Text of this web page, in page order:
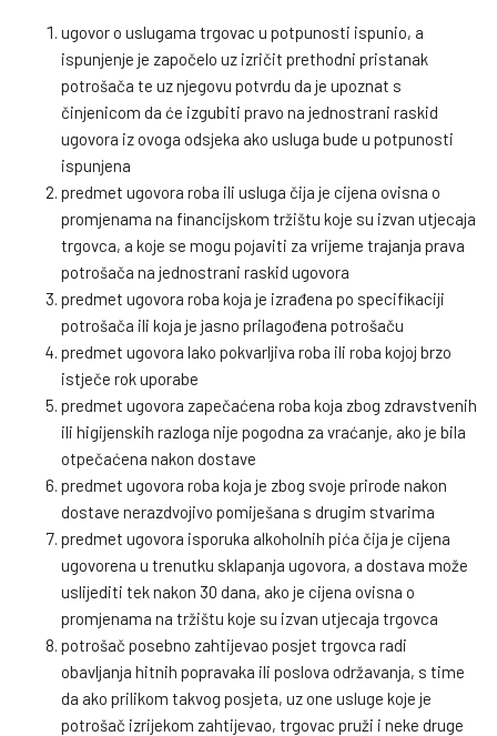
ugovor o uslugama trgovac u potpunosti ispunio, a
ispunjenje je započelo uz izričit prethodni pristanak
potrošača te uz njegovu potvrdu da je upoznat s
činjenicom da će izgubiti pravo na jednostrani raskid
ugovora iz ovoga odsjeka ako usluga bude u potpunosti
ispunjena
predmet ugovora roba ili usluga čija je cijena ovisna o
promjenama na financijskom tržištu koje su izvan utjecaja
trgovca, a koje se mogu pojaviti za vrijeme trajanja prava
potrošača na jednostrani raskid ugovora
predmet ugovora roba koja je izrađena po specifikaciji
potrošača ili koja je jasno prilagođena potrošaču
predmet ugovora lako pokvarljiva roba ili roba kojoj brzo
istječe rok uporabe
predmet ugovora zapečaćena roba koja zbog zdravstvenih
ili higijenskih razloga nije pogodna za vraćanje, ako je bila
otpečaćena nakon dostave
predmet ugovora roba koja je zbog svoje prirode nakon
dostave nerazdvojivo pomiješana s drugim stvarima
predmet ugovora isporuka alkoholnih pića čija je cijena
ugovorena u trenutku sklapanja ugovora, a dostava može
uslijediti tek nakon 30 dana, ako je cijena ovisna o
promjenama na tržištu koje su izvan utjecaja trgovca
potrošač posebno zahtijevao posjet trgovca radi
obavljanja hitnih popravaka ili poslova održavanja, s time
da ako prilikom takvog posjeta, uz one usluge koje je
potrošač izrijekom zahtijevao, trgovac pruži i neke druge